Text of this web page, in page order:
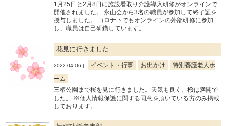
1月25日と2月8日に施設看取り介護導入研修がオンラインで
開催されました。 永山会から3名の職員が参加して終了証を
授与しました。 コロナ下でもオンラインの外部研修に参加
し、職員は自己研鑽しています。
花見に行きました
2022-04-06 | イベント・行事 お出かけ
特別養護老人ホ
ーム
三栖公園まで桜を見に行きました。天気も良く、桜は満開で
した。 ※個人情報保護に関する同意を頂いている方のみ掲載
しております。